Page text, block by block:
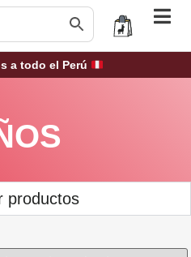
a todo el Perú
productos